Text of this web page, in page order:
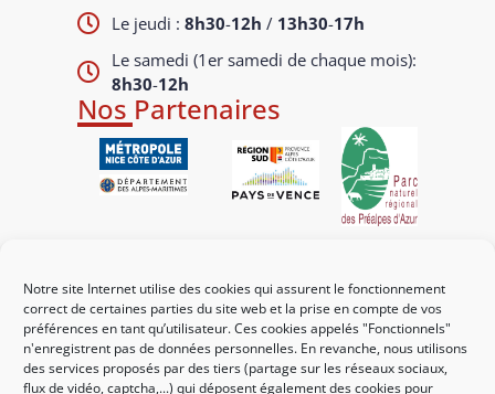
Notre site Internet utilise des cookies qui assurent le fonctionnement
correct de certaines parties du site web et la prise en compte de vos
préférences en tant qu’utilisateur. Ces cookies appelés "Fonctionnels"
n'enregistrent pas de données personnelles. En revanche, nous utilisons
des services proposés par des tiers (partage sur les réseaux sociaux,
flux de vidéo, captcha,...) qui déposent également des cookies pour
Le jeudi :8h30-12h / 13h30-17h
Le samedi (1er samedi de chaque mois):
8h30-12h
Nos Partenaires
Mes démarches
Portail familles
Guichet urbanisme